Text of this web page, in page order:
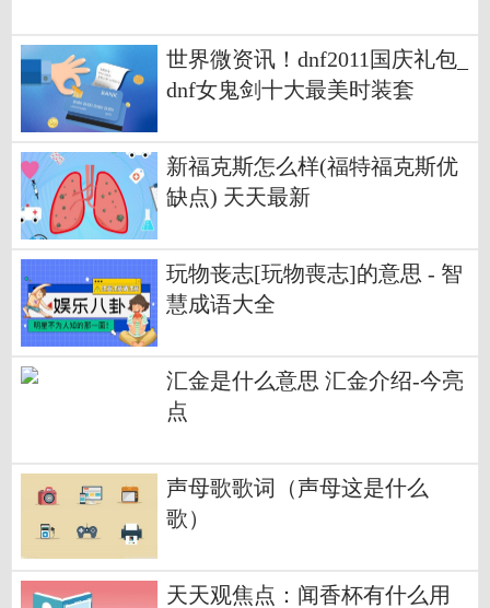
世界微资讯！dnf2011国庆礼包_
dnf女鬼剑十大最美时装套
新福克斯怎么样(福特福克斯优
缺点) 天天最新
玩物丧志[玩物喪志]的意思 - 智
慧成语大全
汇金是什么意思 汇金介绍-今亮
点
声母歌歌词（声母这是什么
歌）
天天观焦点：闻香杯有什么用